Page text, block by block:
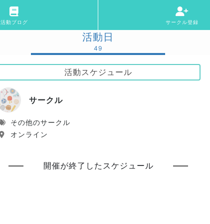
活動ブログ サークル登録
活動日
49
活動スケジュール
サークル
その他のサークル
オンライン
開催が終了したスケジュール